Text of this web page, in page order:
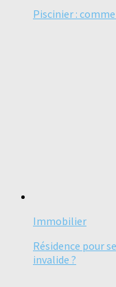
Piscinier :
Immobilier
Résidence pour
invalide ?